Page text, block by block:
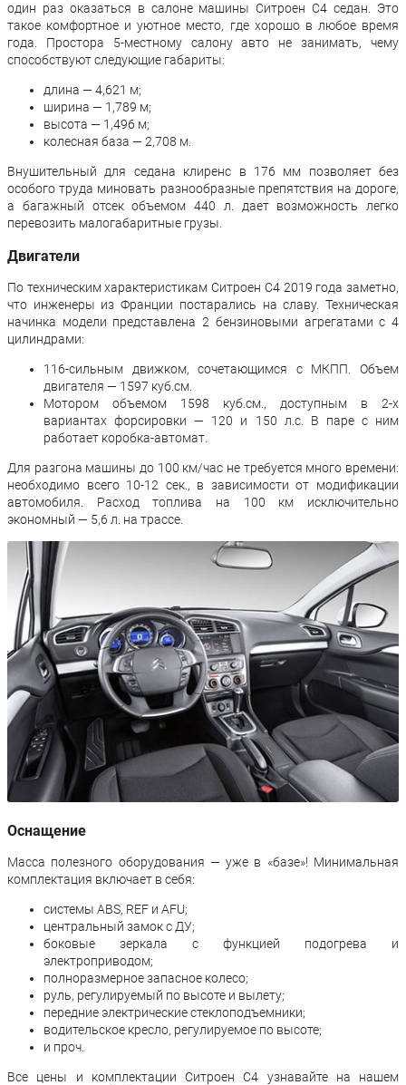
один раз оказаться в салоне машины Ситроен С4 седан. Это
такое комфортное и уютное место, где хорошо в любое время
года. Простора 5-местному салону авто не занимать, чему
способствуют следующие габариты:
длина — 4,621 м;
ширина — 1,789 м;
высота — 1,496 м;
колесная база — 2,708 м.
Внушительный для седана клиренс в 176 мм позволяет без
особого труда миновать разнообразные препятствия на дороге,
а багажный отсек объемом 440 л. дает возможность легко
перевозить малогабаритные грузы.
Двигатели
По техническим характеристикам Ситроен С4 2019 года заметно,
что инженеры из Франции постарались на славу. Техническая
начинка модели представлена 2 бензиновыми агрегатами с 4
цилиндрами:
116-сильным движком, сочетающимся с МКПП. Объем
двигателя — 1597 куб.см.
Мотором объемом 1598 куб.см., доступным в 2-х
вариантах форсировки — 120 и 150 л.с. В паре с ним
работает коробка-автомат.
Для разгона машины до 100 км/час не требуется много времени:
необходимо всего 10-12 сек., в зависимости от модификации
автомобиля. Расход топлива на 100 км исключительно
экономный — 5,6 л. на трассе.
Оснащение
Масса полезного оборудования — уже в «базе»! Минимальная
комплектация включает в себя:
системы ABS, REF и AFU;
центральный замок с ДУ;
боковые зеркала с функцией подогрева и
электроприводом;
полноразмерное запасное колесо;
руль, регулируемый по высоте и вылету;
передние электрические стеклоподъемники;
водительское кресло, регулируемое по высоте;
и проч.
Все цены и комплектации Ситроен С4 узнавайте на нашем